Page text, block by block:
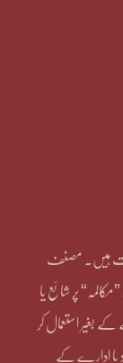
ملکیت ہیں۔ مصنف
پر شائع یا
بغیر استعمال کر
یا ادارے کے